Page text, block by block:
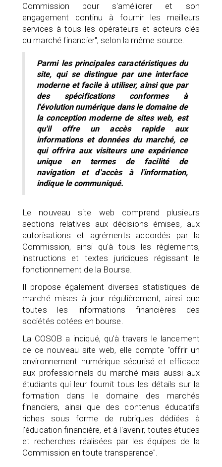
Commission pour s'améliorer et son
engagement continu à fournir les meilleurs
services à tous les opérateurs et acteurs clés
du marché financier", selon la même source.
Parmi les principales caractéristiques du
site, qui se distingue par une interface
moderne et facile à utiliser, ainsi que par
des spécifications conformes à
l'évolution numérique dans le domaine de
la conception moderne de sites web, est
qu'il offre un accès rapide aux
informations et données du marché, ce
qui offrira aux visiteurs une expérience
unique en termes de facilité de
navigation et d'accès à l'information,
indique le communiqué.
Le nouveau site web comprend plusieurs
sections relatives aux décisions émises, aux
autorisations et agréments accordés par la
Commission, ainsi qu'à tous les règlements,
instructions et textes juridiques régissant le
fonctionnement de la Bourse.
Il propose également diverses statistiques de
marché mises à jour régulièrement, ainsi que
toutes les informations financières des
sociétés cotées en bourse.
La COSOB a indiqué, qu'à travers le lancement
de ce nouveau site web, elle compte "offrir un
environnement numérique sécurisé et efficace
aux professionnels du marché mais aussi aux
étudiants qui leur fournit tous les détails sur la
formation dans le domaine des marchés
financiers, ainsi que des contenus éducatifs
riches sous forme de rubriques dédiées à
l'éducation financière, et à l'avenir, toutes études
et recherches réalisées par les équipes de la
Commission en toute transparence".